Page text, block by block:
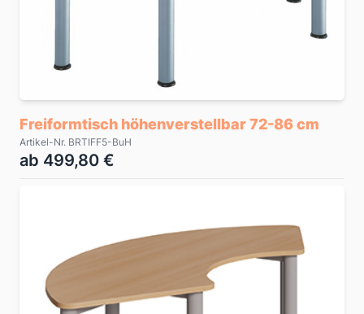
Freiformtisch höhenverstellbar 72-86 cm
Artikel-Nr. BRTIFF5-BuH
ab 499,80 €